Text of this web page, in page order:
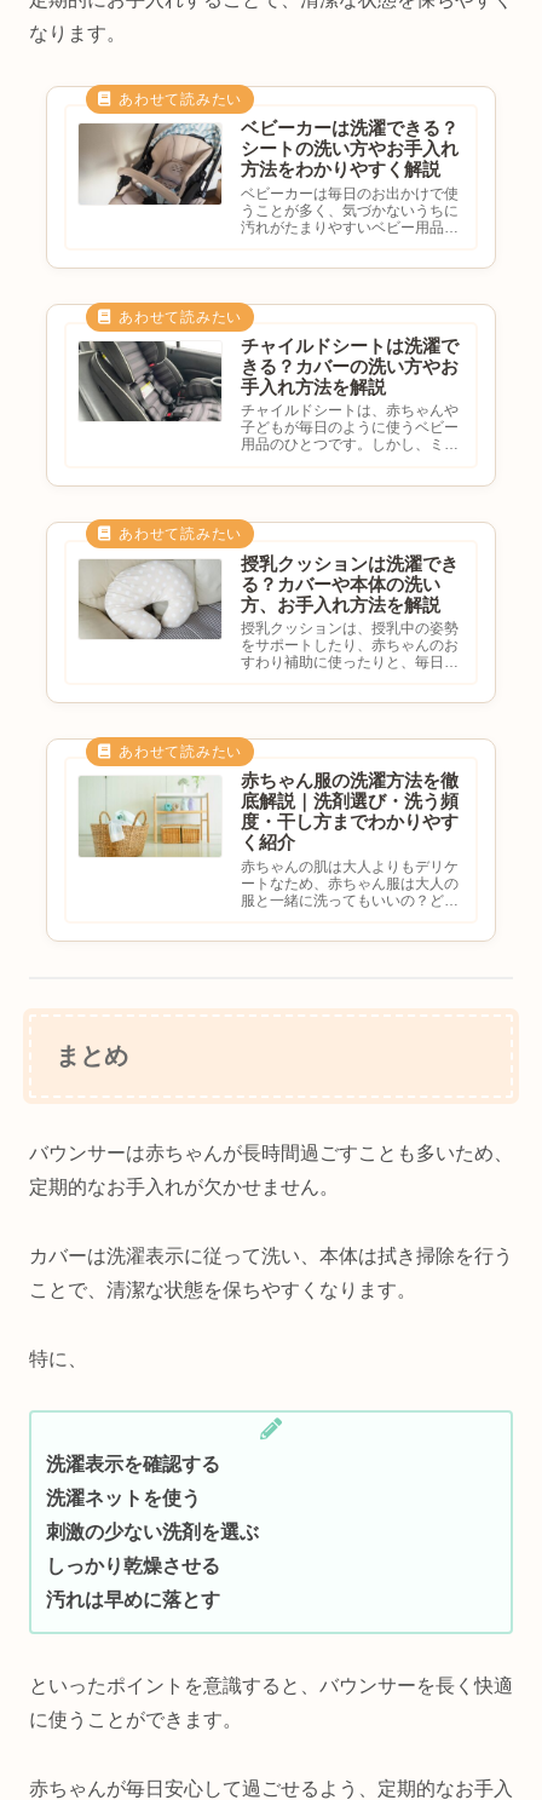
なります。
ベビーカーは洗濯できる？
シートの洗い方やお手入れ
方法をわかりやすく解説
ベビーカーは毎日のお出かけで使
うことが多く、気づかないうちに
汚れがたまりやすいベビー用品で
保ちやすくなります。しかし、
ベ...
チャイルドシートは洗濯で
きる？カバーの洗い方やお
手入れ方法を解説
チャイルドシートは、赤ちゃんや
子どもが毎日のように使うベビー
用品のひとつです。しかし、ミル
バーは外せるの？本体はどうや
っ...
授乳クッションは洗濯でき
る？カバーや本体の洗い
方、お手入れ方法を解説
授乳クッションは、授乳中の姿勢
をサポートしたり、赤ちゃんのお
すわり補助に使ったりと、毎日の
まうこともあります。授乳クッ
シ...
赤ちゃん服の洗濯方法を徹
底解説｜洗剤選び・洗う頻
度・干し方までわかりやす
く紹介
赤ちゃんの肌は大人よりもデリケ
ートなため、赤ちゃん服は大人の
服と一緒に洗ってもいいの？どん
まとめ
バウンサーは赤ちゃんが長時間過ごすことも多いため、
定期的なお手入れが欠かせません。
カバーは洗濯表示に従って洗い、本体は拭き掃除を行う
ことで、清潔な状態を保ちやすくなります。
特に、
洗濯表示を確認する
洗濯ネットを使う
刺激の少ない洗剤を選ぶ
しっかり乾燥させる
汚れは早めに落とす
といったポイントを意識すると、バウンサーを長く快適
に使うことができます。
赤ちゃんが毎日安心して過ごせるよう、定期的なお手入